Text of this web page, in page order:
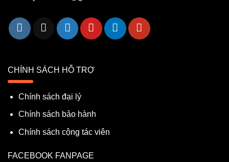
CHÍNH SÁCH HỖ TRỢ
Chính sách đại lý
Chính sách bảo hành
Chính sách cộng tác viên
FACEBOOK FANPAGE